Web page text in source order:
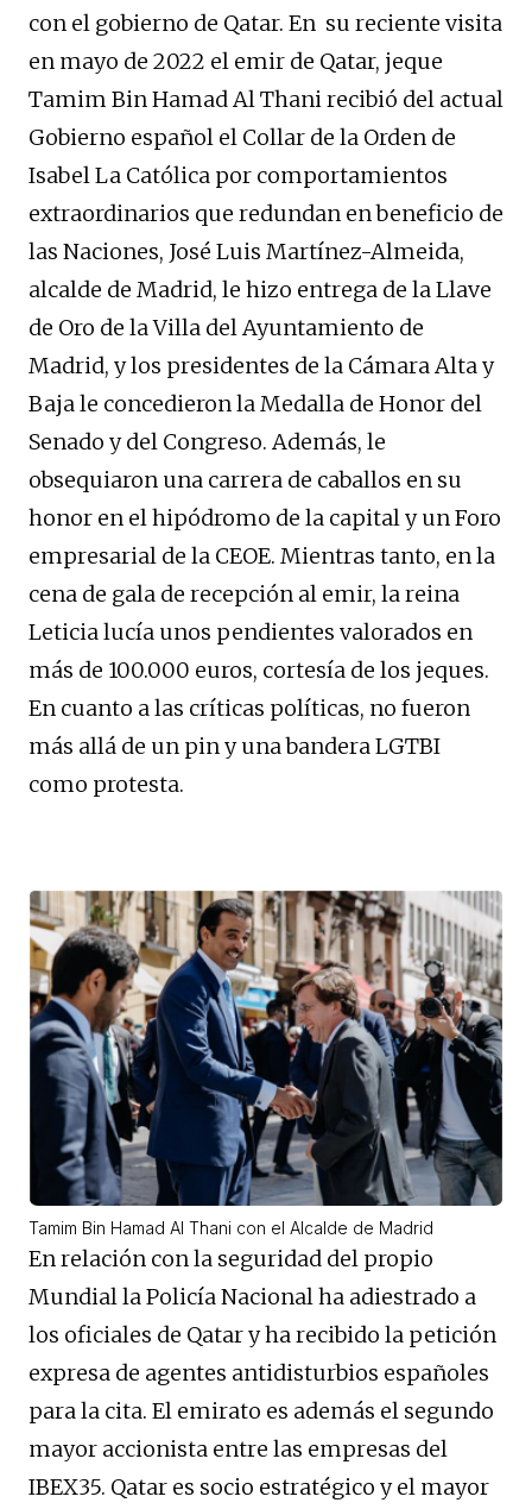
con el gobierno de Qatar. En su reciente visita
en mayo de 2022 el emir de Qatar, jeque
Tamim Bin Hamad Al Thani recibió del actual
Gobierno español el Collar de la Orden de
Isabel La Católica por comportamientos
extraordinarios que redundan en beneficio de
las Naciones, José Luis Martínez-Almeida,
alcalde de Madrid, le hizo entrega de la Llave
de Oro de la Villa del Ayuntamiento de
Madrid, y los presidentes de la Cámara Alta y
Baja le concedieron la Medalla de Honor del
Senado y del Congreso. Además, le
obsequiaron una carrera de caballos en su
honor en el hipódromo de la capital y un Foro
empresarial de la CEOE. Mientras tanto, en la
cena de gala de recepción al emir, la reina
Leticia lucía unos pendientes valorados en
más de 100.000 euros, cortesía de los jeques.
En cuanto a las críticas políticas, no fueron
más allá de un pin y una bandera LGTBI
como protesta.
Tamim Bin Hamad Al Thani con el Alcalde de Madrid
En relación con la seguridad del propio
Mundial la Policía Nacional ha adiestrado a
los oficiales de Qatar y ha recibido la petición
expresa de agentes antidisturbios españoles
para la cita. El emirato es además el segundo
mayor accionista entre las empresas del
IBEX35. Qatar es socio estratégico y el mayor